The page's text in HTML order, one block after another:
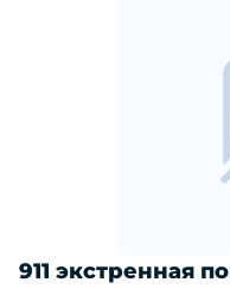
911 экстренная